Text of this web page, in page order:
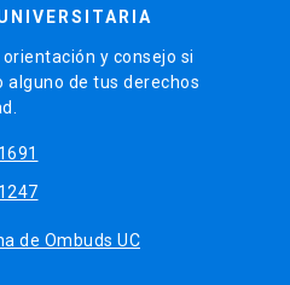
y consejo si
alguno de tus derechos
de Ombuds UC